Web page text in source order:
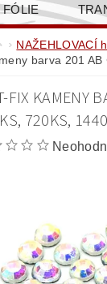
FÓLIE
BORTY
OBCHODNÍ
OD 14.
NAŽEHLOVACÍ
barva 201
FIX KAMENY
720KS,